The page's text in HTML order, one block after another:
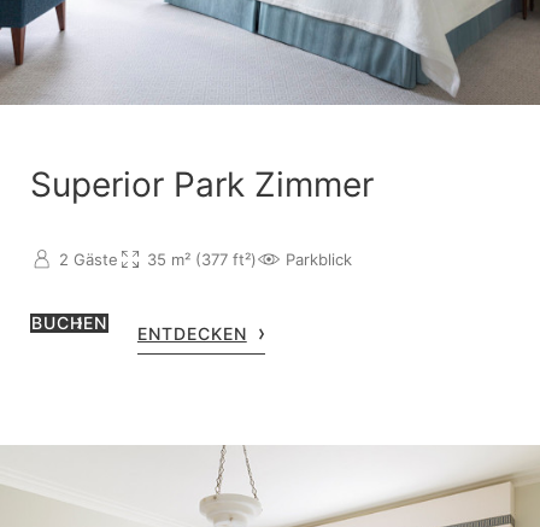
Superior Park Zimmer
2 Gäste 35 m² (377 ft²) Parkblick
BUCHEN
ENTDECKEN